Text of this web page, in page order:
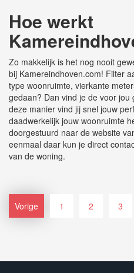
Hoe werkt
Zo makkelijk is het nog nooit
bij Kamereindhoven.com! Filter
type woonruimte, vierkante
gedaan? Dan vind je de voor
deze manier vind jij snel jouw
daadwerkelijk jouw woonruimte
doorgestuurd naar de website
eenmaal daar kun je direct
van de woning.
Vorige 1 2 3